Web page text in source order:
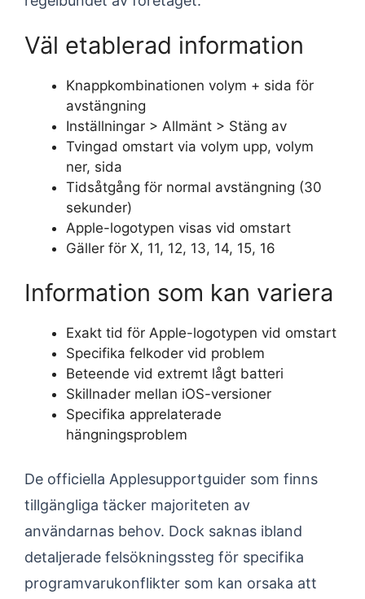
Väl etablerad information
Knappkombinationen volym + sida för
avstängning
Inställningar > Allmänt > Stäng av
Tvingad omstart via volym upp, volym
ner, sida
Tidsåtgång för normal avstängning (30
sekunder)
Apple-logotypen visas vid omstart
Gäller för X, 11, 12, 13, 14, 15, 16
Information som kan variera
Exakt tid för Apple-logotypen vid omstart
Specifika felkoder vid problem
Beteende vid extremt lågt batteri
Skillnader mellan iOS-versioner
Specifika apprelaterade
hängningsproblem
De officiella Applesupportguider som finns
tillgängliga täcker majoriteten av
användarnas behov. Dock saknas ibland
detaljerade felsökningssteg för specifika
programvarukonflikter som kan orsaka att